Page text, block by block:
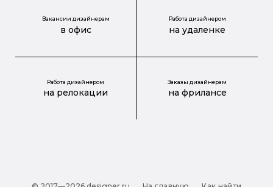
Вакансии дизайнерам
в офис
Работа дизайнером
на удаленке
Работа дизайнером
на релокации
Заказы дизайнерам
на фрилансе